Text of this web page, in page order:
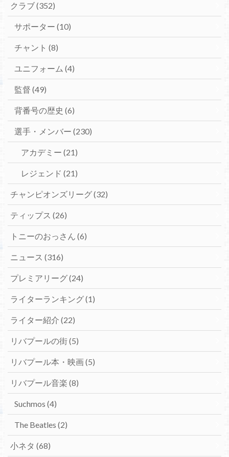
クラブ(352)
サポーター (10)
チャント (8)
ユニフォーム (4)
監督 (49)
背番号の歴史 (6)
選手・メンバー (230)
アカデミー (21)
レジェンド (21)
チャンピオンズリーグ(32)
ティップス (26)
トニーのおっさん (6)
ニュース (316)
プレミアリーグ(24)
ライターランキング(1)
ライター紹介 (22)
リバプールの街(5)
リバプール本・映画(5)
リバプール音楽 (8)
Suchmos (4)
The Beatles (2)
小ネタ (68)